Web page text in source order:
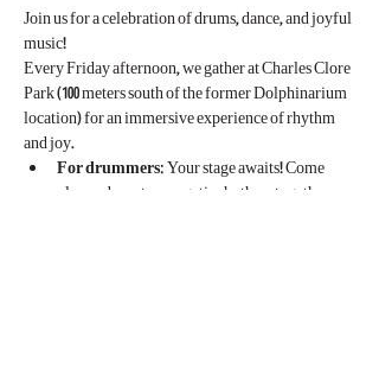
Join us for a celebration of drums, dance, and joyful
music!
Every Friday afternoon, we gather at Charles Clore
Park (100 meters south of the former Dolphinarium
location) for an immersive experience of rhythm
and joy.
For drummers: Your stage awaits! Come
play and create energetic rhythms together.